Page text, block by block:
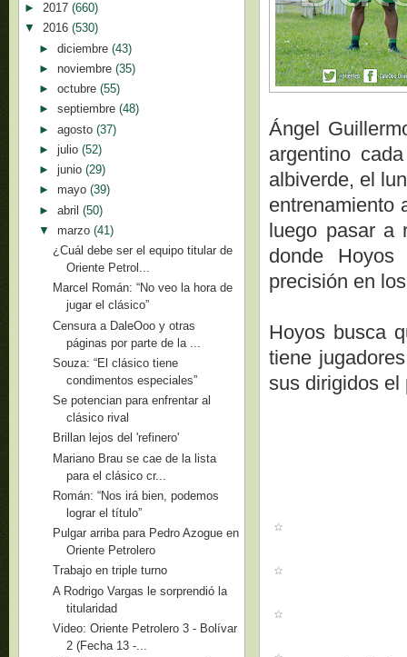
Ángel
argentino
albiverde, el
entrenamiento
luego pasar a
donde
precisión en
Hoyos busca
tiene
sus dirigidos el
► 2017 (660)
▼ 2016 (530)
► diciembre (43)
► noviembre (35)
► octubre (55)
► septiembre (48)
► agosto (37)
► julio (52)
► junio (29)
► mayo (39)
► abril (50)
▼ marzo (41)
¿Cuál debe ser el equipo titular de
Oriente Petrol...
Marcel Román: “No veo la hora de
jugar el clásico”
Censura a DaleOoo y otras
páginas por parte de la ...
Souza: “El clásico tiene
condimentos especiales”
Se potencian para enfrentar al
clásico rival
Brillan lejos del 'refinero'
Mariano Brau se cae de la lista
para el clásico cr...
Román: “Nos irá bien, podemos
lograr el título”
Pulgar arriba para Pedro Azogue en
Oriente Petrolero
Trabajo en triple turno
A Rodrigo Vargas le sorprendió la
titularidad
Video: Oriente Petrolero 3 - Bolívar
2 (Fecha 13 -...